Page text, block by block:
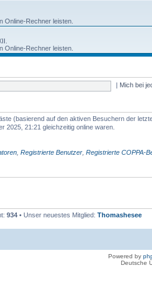
Online-Rechner leisten.
Online-Rechner leisten.
Mich bei
(basierend auf den aktiven Besuchern der
2025, 21:21 gleichzeitig online waren.
Registrierte Benutzer Registrierte COPPA-
934 • Unser neuestes Mitglied: Thomashesee
Powered by
Deutsche